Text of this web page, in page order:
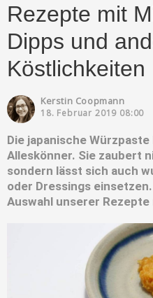
Rezepte mit
Dipps und
Köstlichkeiten
Kerstin Coopmann
18. Februar 2019 08:00
Die japanische
Alleskönner. Sie zaubert
sondern lässt sich auch
oder Dressings
Auswahl unserer Rezepte